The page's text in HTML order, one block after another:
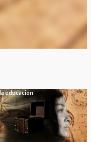
educación